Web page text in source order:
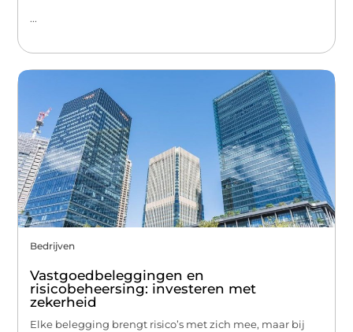
...
Bedrijven
Vastgoedbeleggingen en
risicobeheersing: investeren met
zekerheid
Elke belegging brengt risico’s met zich mee, maar bij